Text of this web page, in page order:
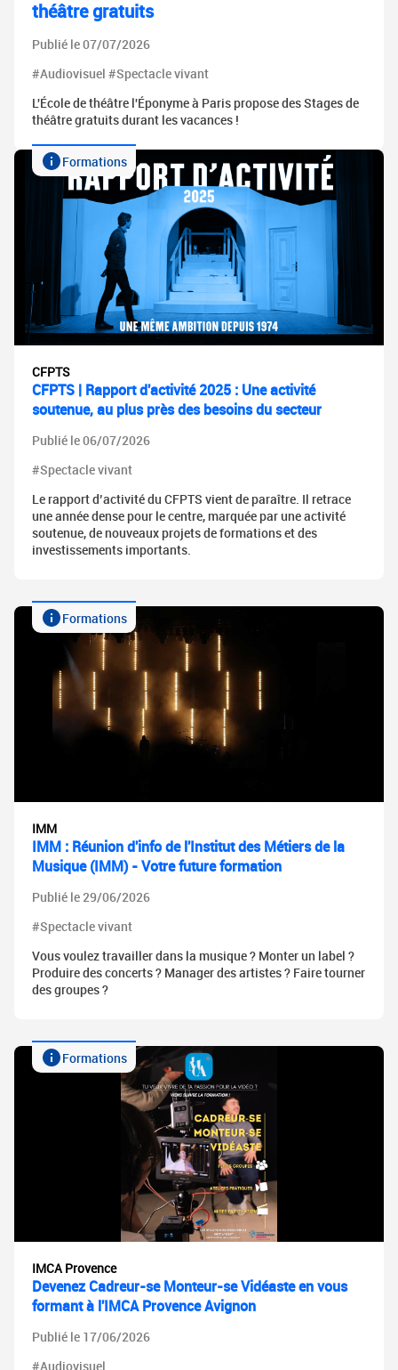
théâtre gratuits
Publié le 07/07/2026
#Audiovisuel #Spectacle vivant
L'École de théâtre l'Éponyme à Paris propose des Stages de
théâtre gratuits durant les vacances !
Formations
CFPTS
CFPTS | Rapport d'activité 2025 : Une activité
soutenue, au plus près des besoins du secteur
Publié le 06/07/2026
#Spectacle vivant
Le rapport d’activité du CFPTS vient de paraître. Il retrace
une année dense pour le centre, marquée par une activité
soutenue, de nouveaux projets de formations et des
investissements importants.
Formations
IMM
IMM : Réunion d'info de l'Institut des Métiers de la
Musique (IMM) - Votre future formation
Publié le 29/06/2026
#Spectacle vivant
Vous voulez travailler dans la musique ? Monter un label ?
Produire des concerts ? Manager des artistes ? Faire tourner
des groupes ?
Formations
IMCA Provence
Devenez Cadreur-se Monteur-se Vidéaste en vous
formant à l'IMCA Provence Avignon
Publié le 17/06/2026
#Audiovisuel